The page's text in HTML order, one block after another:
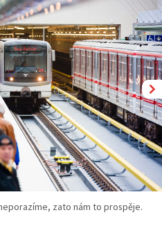
zato nám to prospěje.